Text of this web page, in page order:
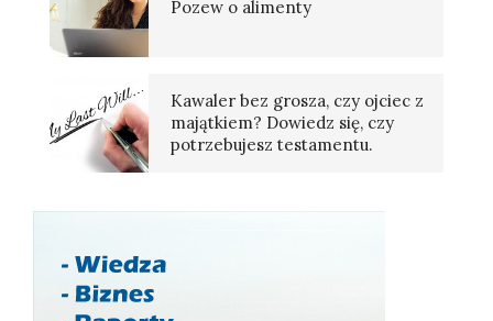
Pozew o alimenty
Kawaler bez grosza, czy ojciec z
majątkiem? Dowiedz się, czy
potrzebujesz testamentu.